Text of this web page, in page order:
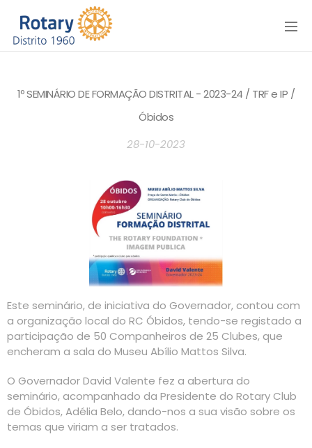
Menu
1º SEMINÁRIO DE FORMAÇÃO DISTRITAL - 2023-24 / TRF e IP /
Óbidos
28-10-2023
Este seminário, de iniciativa do Governador, contou com
a organização local do RC Óbidos, tendo-se registado a
participação de 50 Companheiros de 25 Clubes, que
encheram a sala do Museu Abílio Mattos Silva.
O Governador David Valente fez a abertura do
seminário, acompanhado da Presidente do Rotary Club
de Óbidos, Adélia Belo, dando-nos a sua visão sobre os
temas que viriam a ser tratados.